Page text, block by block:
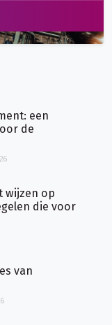
een
de
wijzen op
die voor
van